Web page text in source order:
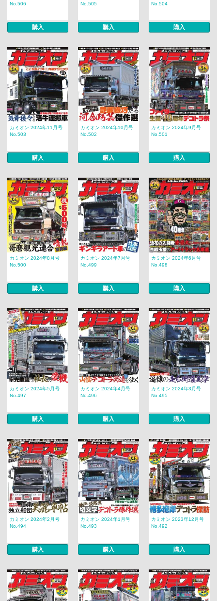
No.506
購入
No.505
購入
No.504
購入
カミオン 2024年11月号
No.503
購入
カミオン 2024年10月号
No.502
購入
カミオン 2024年9月号
No.501
購入
カミオン 2024年8月号
No.500
購入
カミオン 2024年7月号
No.499
購入
カミオン 2024年6月号
No.498
購入
カミオン 2024年5月号
No.497
購入
カミオン 2024年4月号
No.496
購入
カミオン 2024年3月号
No.495
購入
カミオン 2024年2月号
No.494
購入
カミオン 2024年1月号
No.493
購入
カミオン 2023年12月号
No.492
購入